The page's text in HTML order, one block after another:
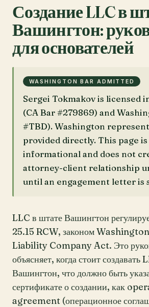
Создание LLC в
Вашингтон:
для основателей
WASHINGTON BAR ADMITTED
Sergei Tokmakov is licensed
(CA Bar #279869) and
#TBD). Washington
provided directly. This page is
informational and does not
attorney-client relationship
until an engagement letter is
LLC в штате Вашингтон
25.15 RCW, законом
Liability Company Act. Это
объясняет, когда стоит создавать
Вашингтон, что должно быть
сертификате о создании, как
agreement (операционное